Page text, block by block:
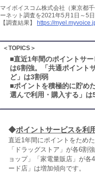
マイボイスコム株式会社（東京都
ーネット調査を2021年5月1日～5
【調査結果】
https://
＜TOPICS＞
■直近1年間のポイントサ
は6割強。「共通ポイント
ど」は3割弱
■ポイントを積極的に貯め
選んで利用・購入する」
◆ポイントサービスを利
直近1年間にポイントをため
「ドラッグストア」が各6割
ョップ」「家電量販店」が
ード店」は増加傾向です。